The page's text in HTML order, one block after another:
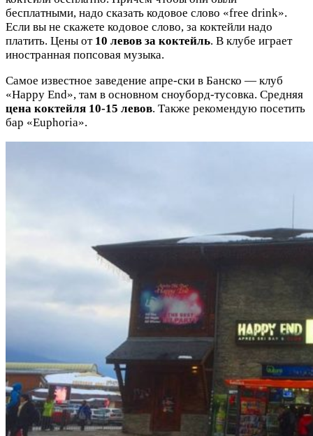
бесплатными, надо сказать кодовое слово «free drink».
Если вы не скажете кодовое слово, за коктейли надо
платить. Цены от 10 левов за коктейль. В клубе играет
иностранная попсовая музыка.
Самое известное заведение апре-ски в Банско — клуб
«Happy End», там в основном сноуборд-тусовка. Средняя
цена коктейля 10-15 левов. Также рекомендую посетить
бар «Euphoria».